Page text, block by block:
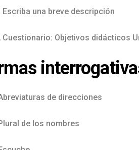
Escriba una breve descripción
Cuestionario: Objetivos didácticos
de direcciones
de los nombres